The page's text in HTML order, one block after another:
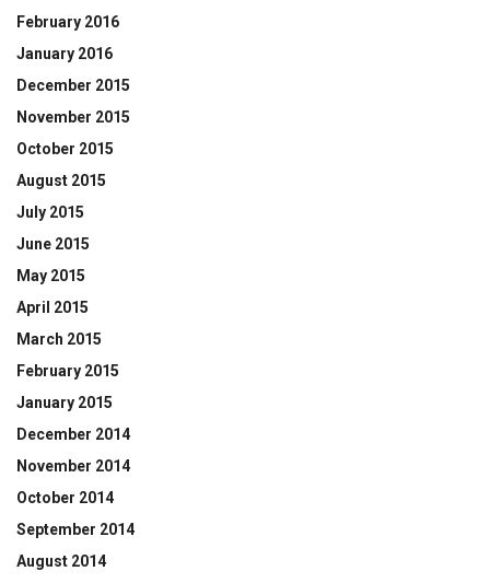
February 2016
January 2016
December 2015
November 2015
October 2015
August 2015
July 2015
June 2015
May 2015
April 2015
March 2015
February 2015
January 2015
December 2014
November 2014
October 2014
September 2014
August 2014